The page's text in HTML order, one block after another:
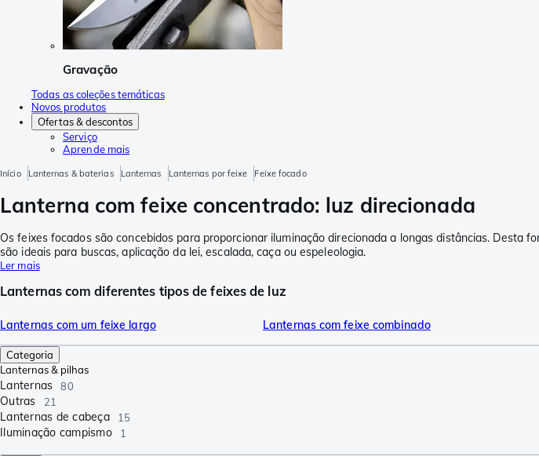
Gravação
Todas as coleções temáticas
Novos produtos
Ofertas & descontos
Serviço
Aprende mais
Início Lanternas & baterias Lanternas Lanternas por feixe Feixe focado
Lanterna com feixe concentrado: luz direcionada
Os feixes focados são concebidos para proporcionar iluminação direcionada a longas distâncias.
são ideais para buscas, aplicação da lei, escalada, caça ou espeleologia.
Ler mais
Lanternas com diferentes tipos de feixes de luz
Lanternas com um feixe largo Lanternas com feixe combinado
Categoria
Lanternas & pilhas
Lanternas 80
Outras 21
Lanternas de cabeça 15
Iluminação campismo 1